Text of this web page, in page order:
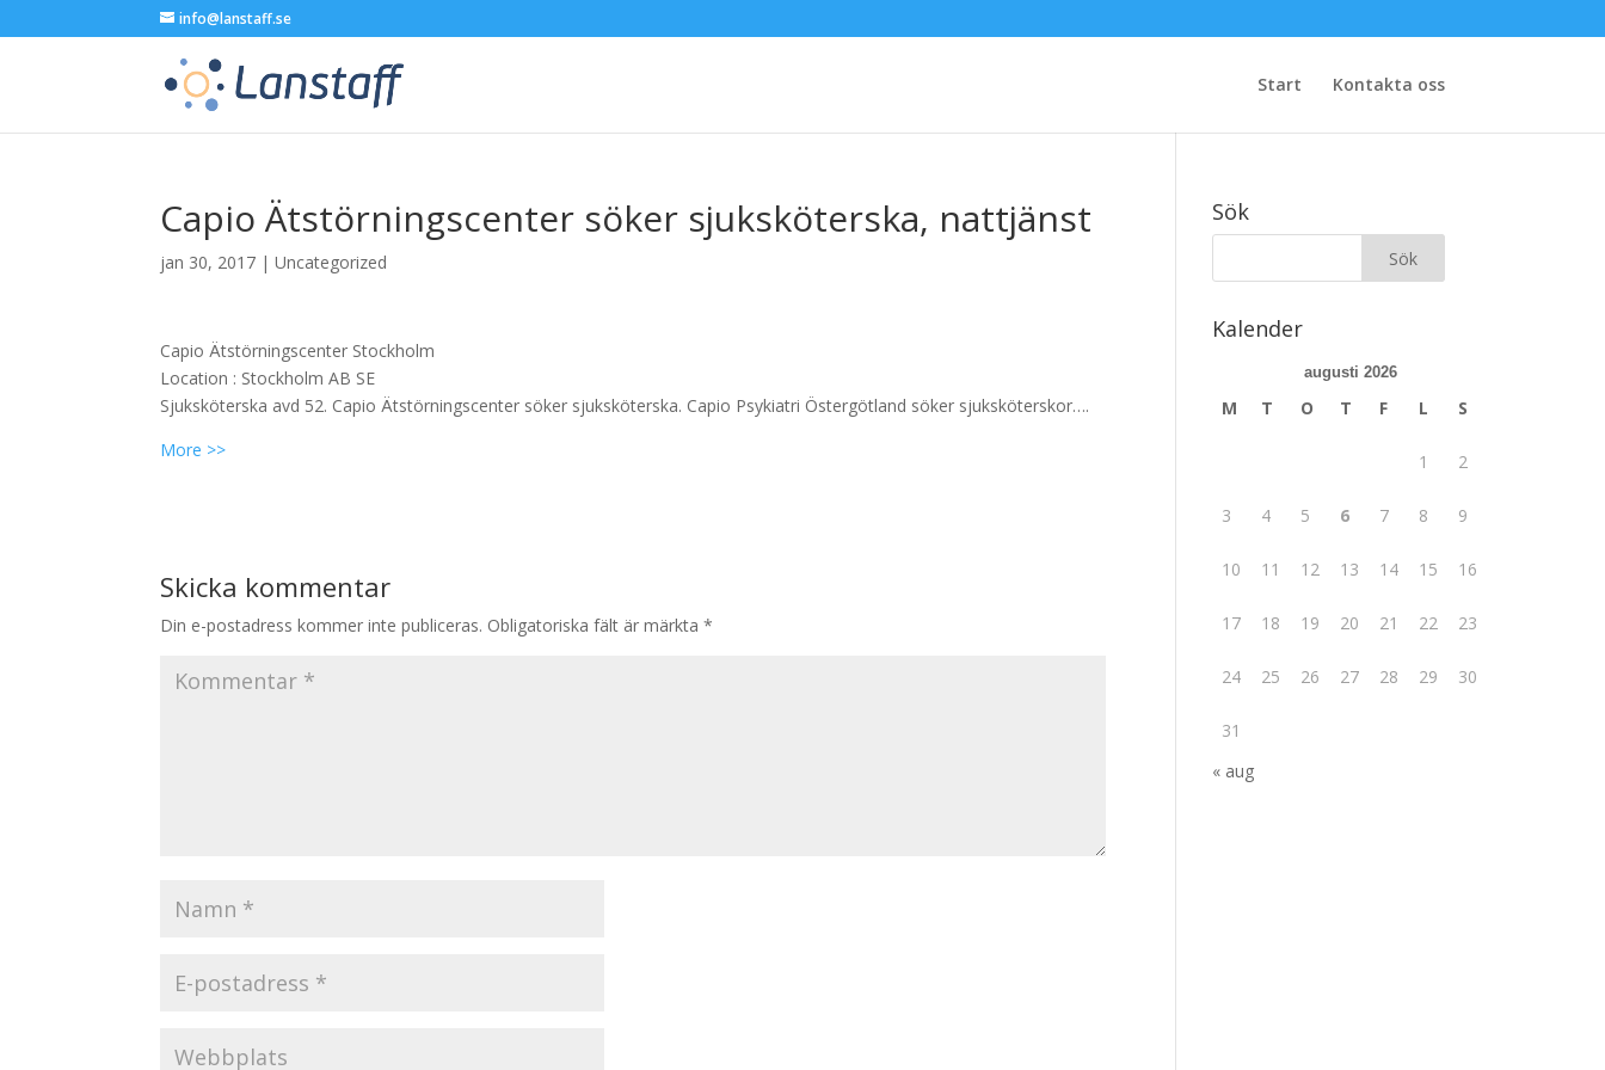
info@lanstaff.se
Start Kontakta oss
Capio Ätstörningscenter söker sjuksköterska, nattjänst
jan 30, 2017 |Uncategorized
Capio Ätstörningscenter Stockholm
Location : Stockholm AB SE
Sjuksköterska avd 52. Capio Ätstörningscenter söker sjuksköterska. Capio Psykiatri Östergötland söker sjuksköterskor….
More >>
Skicka kommentar
Din e-postadress kommer inte publiceras. Obligatoriska fält är märkta*
Sök
Kalender
augusti 2026
M T O T F L S
1 2
3 4 5 6 7 8 9
10 11 12 13 14 15 16
17 18 19 20 21 22 23
24 25 26 27 28 29 30
31
« aug